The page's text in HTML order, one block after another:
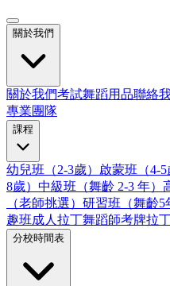
關於我們
關於我們考試舞蹈用品聯絡
專業團隊
課程
幼兒班（2-3歲） 啟蒙班（4-5
8歲） 中級班（舞齡 2-3 年）
（老師挑選） 研習班（舞齡5
趣班成人拉丁舞蹈師考牌拉
分校時間表